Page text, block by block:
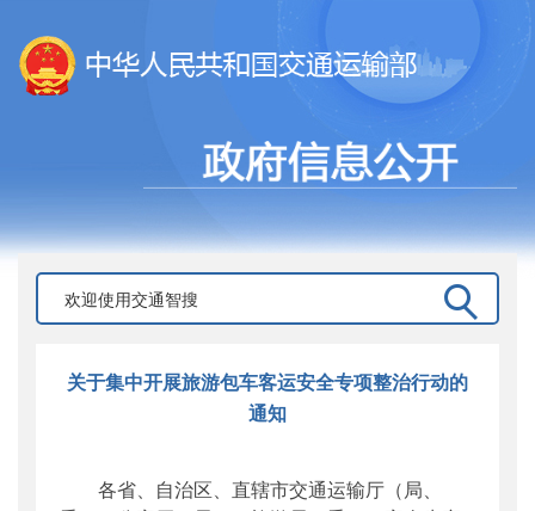
关于集中开展旅游包车客运安全专项整治行动的
通知
各省、自治区、直辖市交通运输厅（局、